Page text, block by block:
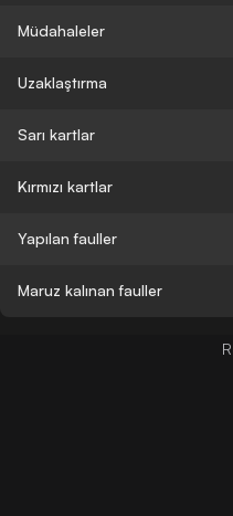
Müdahaleler
Uzaklaştırma
Sarı kartlar
Kırmızı kartlar
Yapılan fauller
Maruz kalınan fauller